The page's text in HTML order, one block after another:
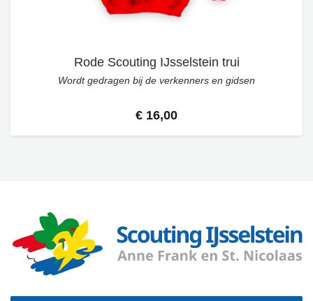
Rode Scouting IJsselstein trui
Wordt gedragen bij de verkenners en gidsen
€ 16,00